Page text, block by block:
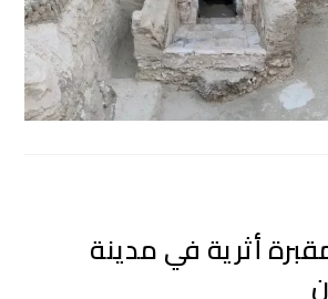
18 مقبرة أثرية في مدينة